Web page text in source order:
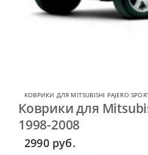
КОВРИКИ ДЛЯ MITSUBISHI PAJERO
Коврики для
1998-2008
2990 руб.